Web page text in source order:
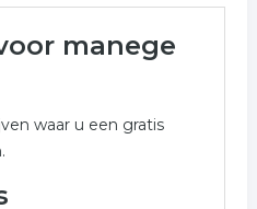
van alle manege
omgeving van Heusden
manege in de regio
formulier dan zo volledig
manege
waar u een gratis